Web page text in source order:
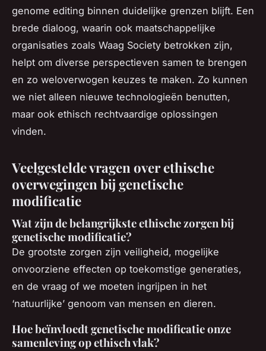
genome editing binnen duidelijke grenzen blijft. Een
brede dialoog, waarin ook maatschappelijke
organisaties zoals Waag Society betrokken zijn,
helpt om diverse perspectieven samen te brengen
en zo weloverwogen keuzes te maken. Zo kunnen
we niet alleen nieuwe technologieën benutten,
maar ook ethisch rechtvaardige oplossingen
vinden.
Veelgestelde vragen over ethische
overwegingen bij genetische
modificatie
Wat zijn de belangrijkste ethische zorgen bij
genetische modificatie?
De grootste zorgen zijn veiligheid, mogelijke
onvoorziene effecten op toekomstige generaties,
en de vraag of we moeten ingrijpen in het
‘natuurlijke’ genoom van mensen en dieren.
Hoe beïnvloedt genetische modificatie onze
samenleving op ethisch vlak?